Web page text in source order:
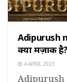
Adipurush
क्या मज़ाक है?
4 APRIL 2023
Adipurush